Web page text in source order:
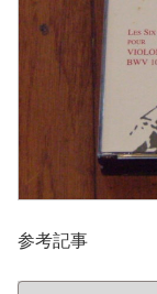
参考記事